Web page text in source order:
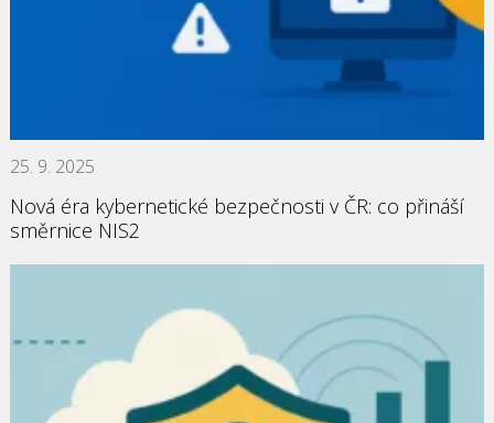
25. 9. 2025
Nová éra kybernetické bezpečnosti v ČR: co přináší
směrnice NIS2